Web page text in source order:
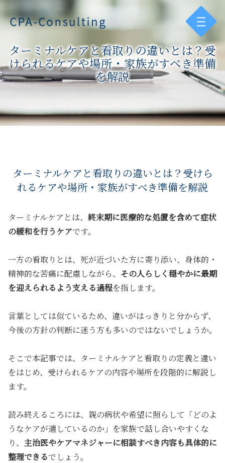
ターミナルケアと看取りの違いとは？受
けられるケアや場所・家族がすべき準備
を解説
ターミナルケアと看取りの違いとは？受けら
れるケアや場所・家族がすべき準備を解説
ターミナルケアとは、 終末期に医療的な処置を含めて症状
の緩和を行うケアです。
一方の看取りとは、死が近づいた方に寄り添い、身体的・
精神的な苦痛に配慮しながら、 その人らしく穏やかに最期
を迎えられるよう支える過程を指します。
言葉としては似ているため、違いがはっきりと分からず、
今後の方針の判断に迷う方も多いのではないでしょうか。
そこで本記事では、 ターミナルケアと看取りの定義と違い
をはじめ、受けられるケアの内容や場所を段階的に解説し
ます。
読み終えるころには、親の病状や希望に照らして「どのよ
うなケアが適しているのか」を家族で話し合いやすくな
り、 主治医やケアマネジャーに相談すべき内容も具体的に
整理できるでしょう。